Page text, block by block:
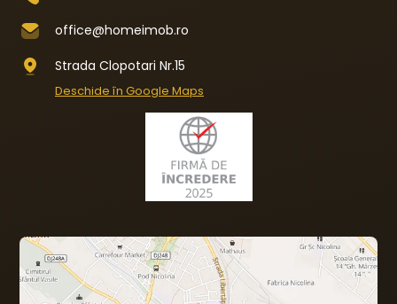
office@homeimob.ro
Strada Clopotari Nr.15
Deschide în Google Maps